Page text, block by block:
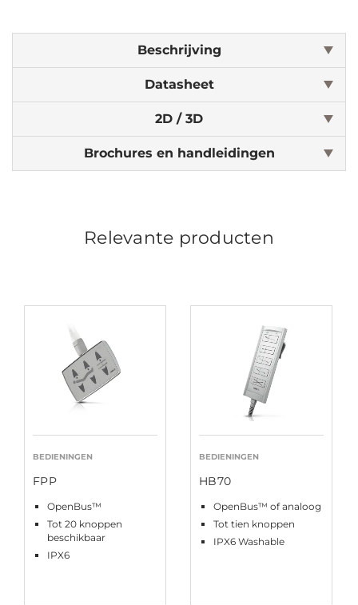
Beschrijving
Datasheet
2D / 3D
Brochures en handleidingen
Relevante producten
BEDIENINGEN
FPP
OpenBus™
Tot 20 knoppen
beschikbaar
IPX6
BEDIENINGEN
HB70
OpenBus™ of analoog
Tot tien knoppen
IPX6 Washable